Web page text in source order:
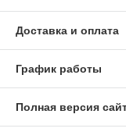
Доставка и оплата
График работы
Полная версия